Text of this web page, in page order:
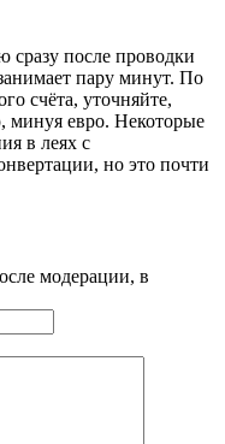
после проводки
пару минут. По
счёта, уточняйте,
евро. Некоторые
в леях с
но это почти
модерации, в